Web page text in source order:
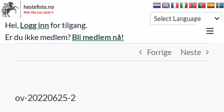
Skip
to
content
Hei, Logg innfor tilgang.
Er du ikke medlem? Bli medlem nå!
Øvrevoll treningsdager
Forrige Neste
ov-20220625-2